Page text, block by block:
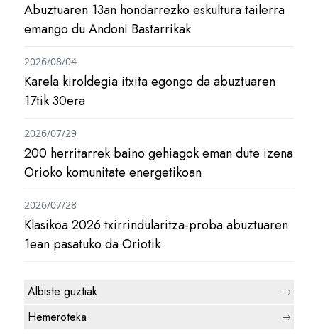
Abuztuaren 13an hondarrezko eskultura tailerra
emango du Andoni Bastarrikak
Karela kiroldegia itxita egongo da abuztuaren
17tik 30era
2026/08/04
200 herritarrek baino gehiagok eman dute izena
Orioko komunitate energetikoan
2026/07/29
Klasikoa 2026 txirrindularitza-proba abuztuaren
1ean pasatuko da Oriotik
2026/07/28
Albiste guztiak
Hemeroteka